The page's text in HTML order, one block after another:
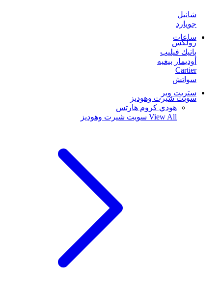
شانيل
جويارد
ساعات
رولكس
باتيك فيليب
أوديمار بيغيه
Cartier
سواتش
ستريت وير
سويت شيرت وهوديز
هودي كروم هارتس
View All سويت شيرت وهوديز